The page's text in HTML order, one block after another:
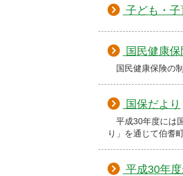
子ども・子
国民健康
国民健康保険の制
国保だより
平成30年度には
り」を通じて伯耆
平成30年